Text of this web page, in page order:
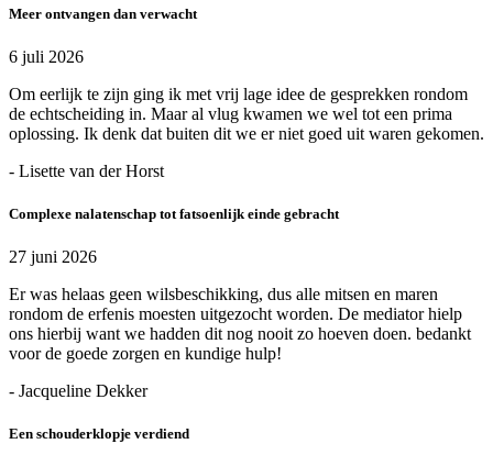
Meer ontvangen dan verwacht
6 juli 2026
Om eerlijk te zijn ging ik met vrij lage idee de gesprekken rondom
de echtscheiding in. Maar al vlug kwamen we wel tot een prima
oplossing. Ik denk dat buiten dit we er niet goed uit waren gekomen.
- Lisette van der Horst
Complexe nalatenschap tot fatsoenlijk einde gebracht
27 juni 2026
Er was helaas geen wilsbeschikking, dus alle mitsen en maren
rondom de erfenis moesten uitgezocht worden. De mediator hielp
ons hierbij want we hadden dit nog nooit zo hoeven doen. bedankt
voor de goede zorgen en kundige hulp!
- Jacqueline Dekker
Een schouderklopje verdiend